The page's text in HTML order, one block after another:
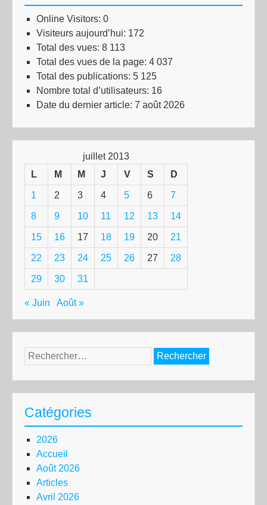
Online Visitors: 0
Visiteurs aujourd’hui: 172
Total des vues: 8 113
Total des vues de la page: 4 037
Total des publications: 5 125
Nombre total d’utilisateurs: 16
Date du dernier article: 7 août 2026
juillet 2013
L
M M J V S D
1 2 3 4 5 6 7
8 9 10 11 12 13 14
15 16 17 18 19 20 21
22 23 24 25 26 27 28
29 30 31
« Juin Août »
Rechercher :
Catégories
2026
Accueil
Août 2026
Articles
Avril 2026